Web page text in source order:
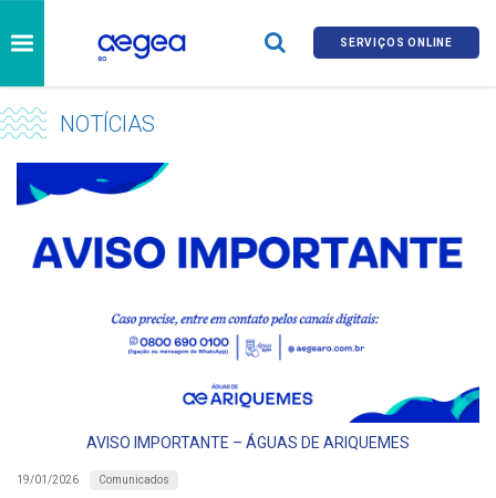
SERVIÇOS ONLINE
NOTÍCIAS
AVISO IMPORTANTE – ÁGUAS DE ARIQUEMES
19/01/2026 Comunicados